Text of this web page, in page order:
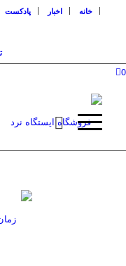
خانه اخبار پادکست
0